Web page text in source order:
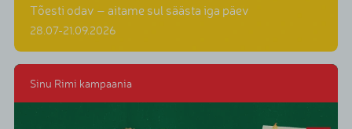
Tõesti odav – aitame sul säästa iga päev
28.07-21.09.2026
Sinu Rimi kampaania